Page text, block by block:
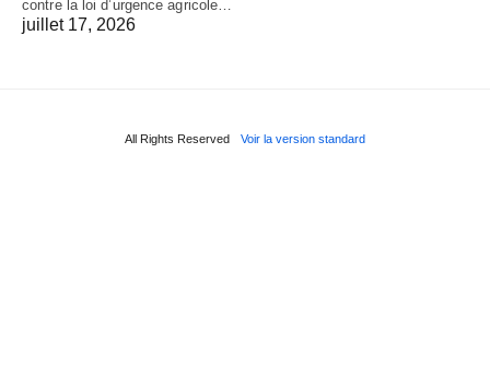
contre la loi d’urgence agricole…
juillet 17, 2026
All Rights Reserved Voir la version standard